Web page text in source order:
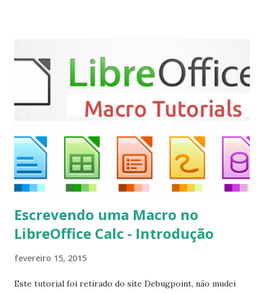
sudo apt-get install kodi Use o comando a seguir para
instalar codecs de áudio e outros complementos,
executando: $ sudo apt-get install --install-suggests
kodi Para remover, execute: $ sudo apt-get remove
Escrevendo uma Macro no
LibreOffice Calc - Introdução
fevereiro 15, 2015
Este tutorial foi retirado do site Debugpoint, não mudei